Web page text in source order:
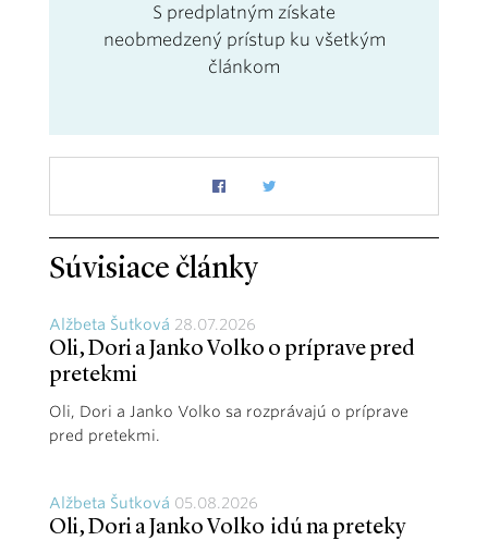
S predplatným získate
neobmedzený prístup ku všetkým
článkom
Súvisiace články
Alžbeta Šutková 28.07.2026
Oli, Dori a Janko Volko o príprave pred
pretekmi
Oli, Dori a Janko Volko sa rozprávajú o príprave
pred pretekmi.
Alžbeta Šutková 05.08.2026
Oli, Dori a Janko Volko idú na preteky